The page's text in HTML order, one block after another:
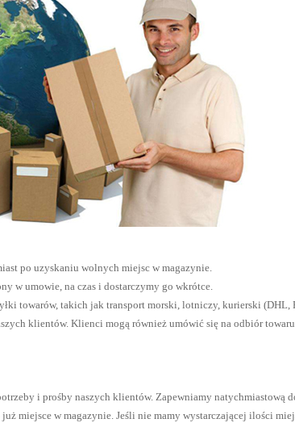
po uzyskaniu wolnych miejsc w magazynie.
w umowie, na czas i dostarczymy go wkrótce.
towarów, takich jak transport morski, lotniczy, kurierski (DHL,
klientów. Klienci mogą również umówić się na odbiór
i prośby naszych klientów. Zapewniamy natychmiastową
miejsce w magazynie. Jeśli nie mamy wystarczającej ilości